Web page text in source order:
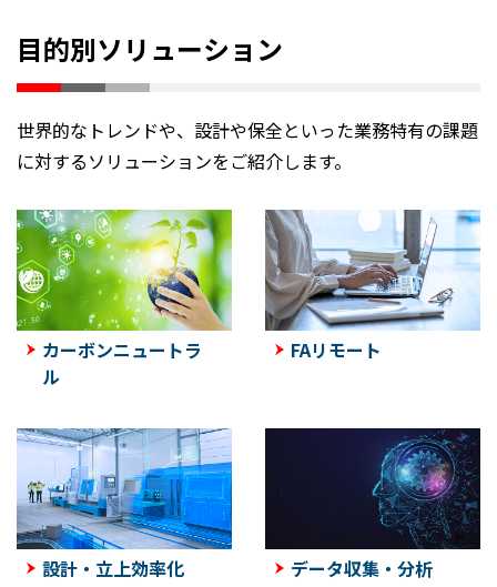
受配電・サーバー
ルーム電源
熟練労働力の不足
目的別ソリューション
世界的なトレンドや、設計や保全といった業務特有の課題
に対するソリューションをご紹介します。
カーボンニュートラ
ル
FAリモート
設計・立上効率化 データ収集・分析